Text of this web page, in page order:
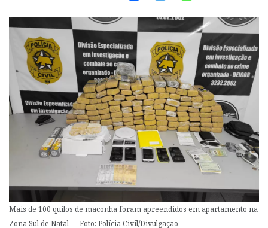
Mais de 100 quilos de maconha foram apreendidos em apartamento na
Zona Sul de Natal — Foto: Polícia Civil/Divulgação